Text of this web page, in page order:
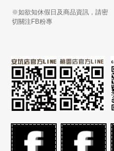
※如欲知休假日及商品資訊，請密
切關注FB粉專